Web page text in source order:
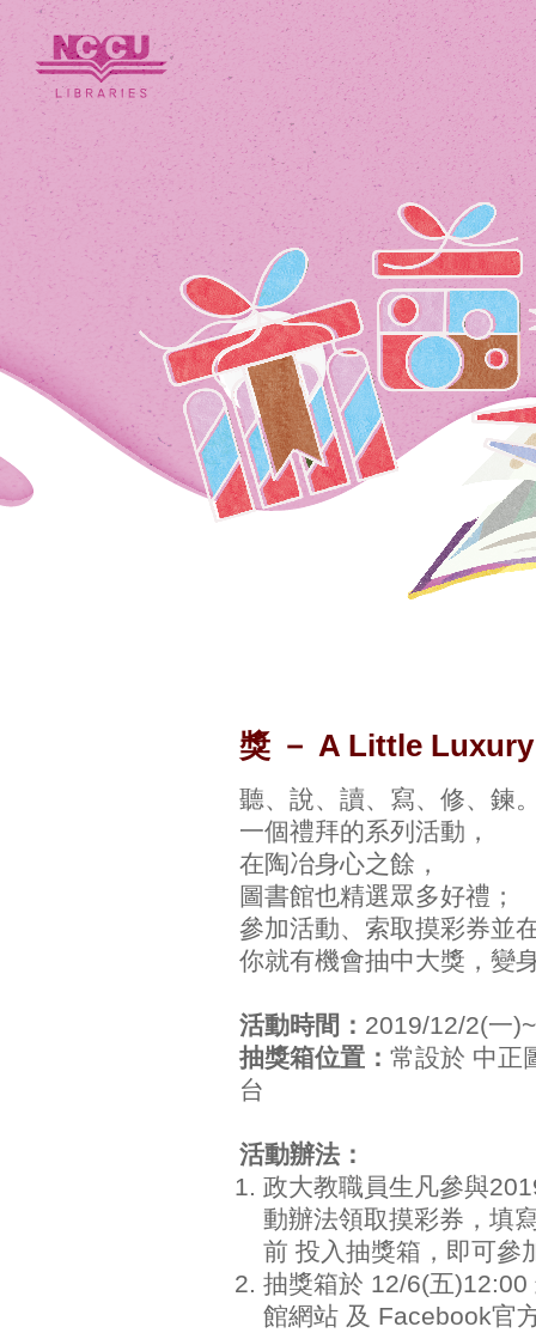
獎 － A Little
聽、說、讀、寫、修、鍊
一個禮拜的系列活動，
在陶冶身心之餘，
圖書館也精選眾多好禮；
參加活動、索取摸彩券並
你就有機會抽中大獎，變
活動時間： 2019/12/2(一
抽獎箱位置： 常設於 中正
台
活動辦法：
政大教職員生凡參與
動辦法領取摸彩券，填
前 投入抽獎箱，即可參
抽獎箱於 12/6(五
館網站 及 Facebook官